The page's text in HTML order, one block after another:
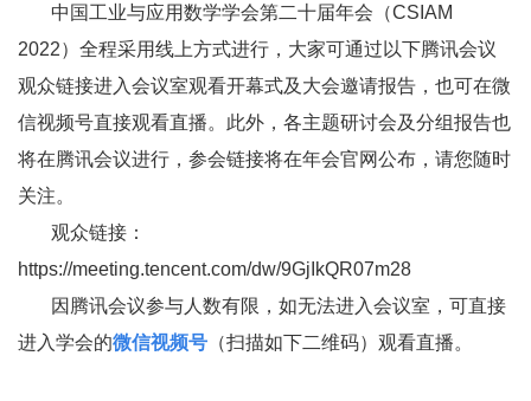
中国工业与应用数学学会第二十届年会（CSIAM
2022）全程采用线上方式进行，大家可通过以下腾讯会议
观众链接进入会议室观看开幕式及大会邀请报告，也可在微
信视频号直接观看直播。此外，各主题研讨会及分组报告也
将在腾讯会议进行，参会链接将在年会官网公布，请您随时
关注。
观众链接：
https://meeting.tencent.com/dw/9GjIkQR07m28
因腾讯会议参与人数有限，如无法进入会议室，可直接
进入学会的微信视频号（扫描如下二维码）观看直播。